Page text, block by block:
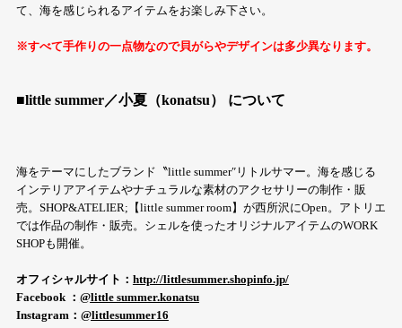
て、海を感じられるアイテムをお楽しみ下さい。
※すべて手作りの一点物なので貝がらやデザインは多少異なります。
■little summer／小夏（konatsu） について
海をテーマにしたブランド〝little summer″リトルサマー。海を感じる
インテリアアイテムやナチュラルな素材のアクセサリーの制作・販
売。SHOP&ATELIER;【little summer room】が西所沢にOpen。アトリエ
では作品の制作・販売。シェルを使ったオリジナルアイテムのWORK
SHOPも開催。
オフィシャルサイト： http://littlesummer.shopinfo.jp/
Facebook ： @little summer.konatsu
Instagram： @littlesummer16